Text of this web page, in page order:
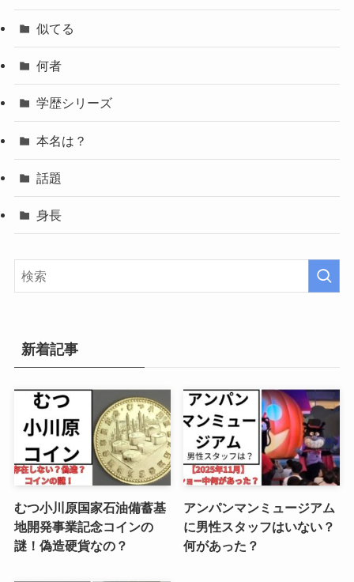
似てる
何者
学歴シリーズ
本名は？
話題
身長
新着記事
むつ小川原国家石油備蓄基
地開発事業記念コインの
謎！偽造硬貨なの？
アンパンマンミュージアム
に男性スタッフはいない？
何があった？